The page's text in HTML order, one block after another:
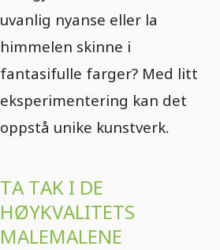
uvanlig nyanse eller la
himmelen skinne i
fantasifulle farger? Med litt
eksperimentering kan det
oppstå unike kunstverk.
TA TAK I DE
HØYKVALITETS
MALEMALENE